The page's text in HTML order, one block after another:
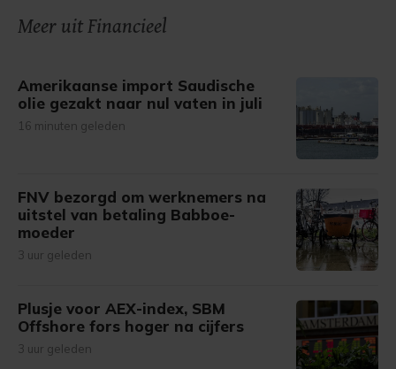
Meer uit Financieel
Amerikaanse import Saudische
olie gezakt naar nul vaten in juli
16 minuten geleden
FNV bezorgd om werknemers na
uitstel van betaling Babboe-
moeder
3 uur geleden
Plusje voor AEX-index, SBM
Offshore fors hoger na cijfers
3 uur geleden